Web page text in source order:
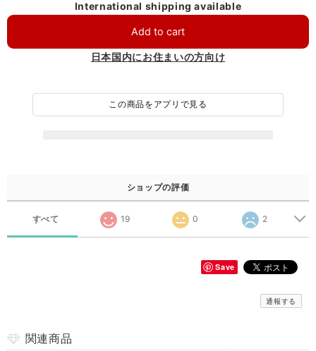
International shipping available
Add to cart
日本国内にお住まいの方向け
この商品をアプリで見る
ショップの評価
すべて 19 0 2
Save
通報する
関連商品